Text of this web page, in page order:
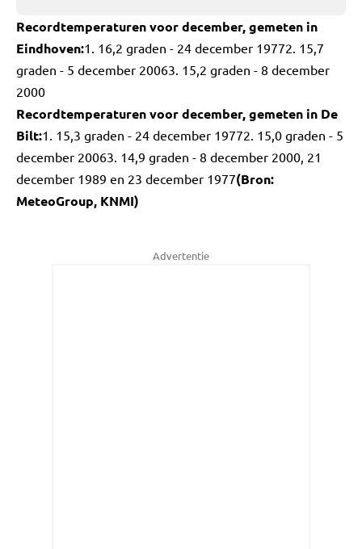
Recordtemperaturen voor december, gemeten in
Eindhoven:1. 16,2 graden - 24 december 19772. 15,7
graden - 5 december 20063. 15,2 graden - 8 december
2000
Recordtemperaturen voor december, gemeten in De
Bilt:1. 15,3 graden - 24 december 19772. 15,0 graden - 5
december 20063. 14,9 graden - 8 december 2000, 21
december 1989 en 23 december 1977(Bron:
MeteoGroup, KNMI)
Advertentie